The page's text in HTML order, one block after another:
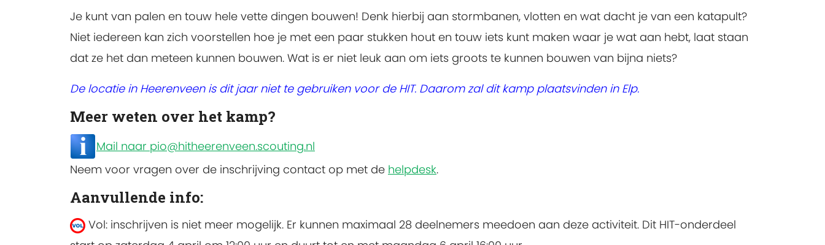
Je kunt van palen en touw hele vette dingen bouwen! Denk hierbij aan stormbanen, vlotten en wat dacht je van een katapult?
Niet iedereen kan zich voorstellen hoe je met een paar stukken hout en touw iets kunt maken waar je wat aan hebt, laat staan
dat ze het dan meteen kunnen bouwen. Wat is er niet leuk aan om iets groots te kunnen bouwen van bijna niets?
De locatie in Heerenveen is dit jaar niet te gebruiken voor de HIT. Daarom zal dit kamp plaatsvinden in Elp.
Meer weten over het kamp?
Mail naar pio@hitheerenveen.scouting.nl
Neem voor vragen over de inschrijving contact op met de helpdesk.
Aanvullende info:
Vol: inschrijven is niet meer mogelijk. Er kunnen maximaal 28 deelnemers meedoen aan deze activiteit. Dit HIT-onderdeel